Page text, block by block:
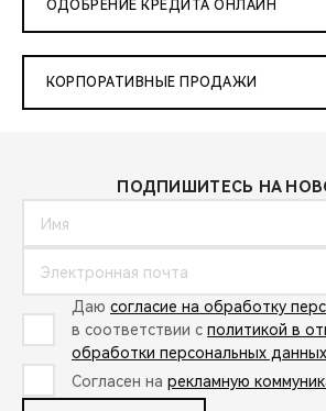
ОДОБРЕНИЕ КРЕДИТА ОНЛАЙН
КОРПОРАТИВНЫЕ ПРОДАЖИ
ПОДПИШИТЕСЬ НА
Даю согласие на обработку
в соответствии с политикой в
обработки персональных данных
Согласен на рекламную